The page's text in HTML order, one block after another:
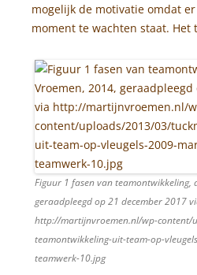
mogelijk de motivatie omdat
moment te wachten staat. Het
Figuur 1 fasen van teamontwikkeling,
geraadpleegd op 21 december 2017
http://martijnvroemen.nl/wp-content/
teamontwikkeling-uit-team-op-
teamwerk-10.jpg